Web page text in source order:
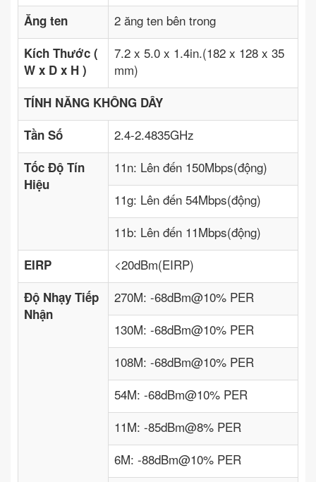
Ăng ten 2 ăng ten bên trong
Kích Thước (
W x D x H )
7.2 x 5.0 x 1.4in.(182 x 128 x 35
mm)
TÍNH NĂNG KHÔNG DÂY
Tần Số
2.4-2.4835GHz
Tốc Độ Tín
Hiệu
11n: Lên đến 150Mbps(động)
11g: Lên đến 54Mbps(động)
11b: Lên đến 11Mbps(động)
EIRP <20dBm(EIRP)
Độ Nhạy Tiếp
Nhận
270M: -68dBm@10% PER
130M: -68dBm@10% PER
108M: -68dBm@10% PER
54M: -68dBm@10% PER
11M: -85dBm@8% PER
6M: -88dBm@10% PER